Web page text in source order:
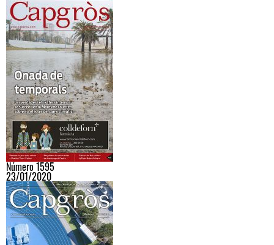
Número 1595
23/01/2020